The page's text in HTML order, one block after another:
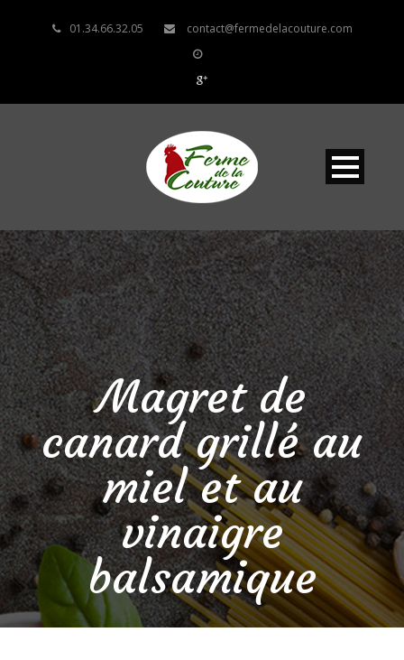
01.34.66.32.05 contact@fermedelacouture.com
Magret de
canard grillé au
miel et au
vinaigre
balsamique